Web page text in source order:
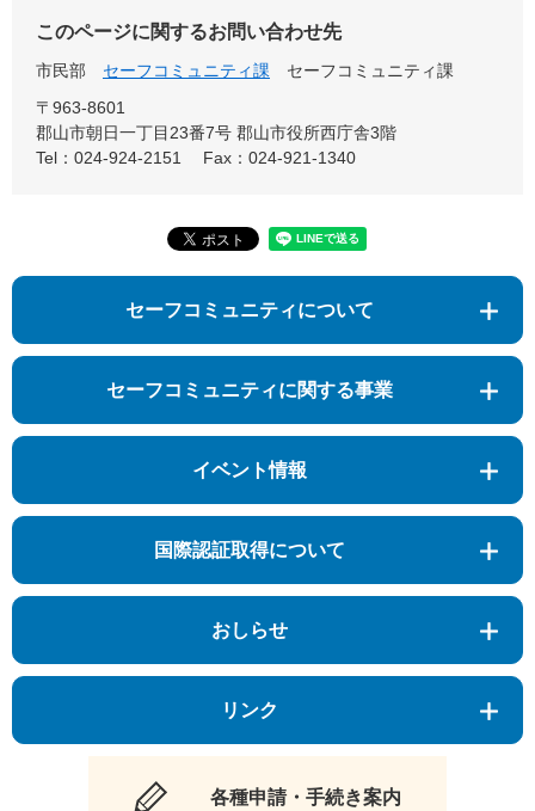
このページに関するお問い合わせ先
市民部 セーフコミュニティ課
セーフコミュニティ課
〒963-8601
郡山市朝日一丁目23番7号 郡山市役所西庁舎3階
Tel：024-924-2151
Fax：024-921-1340
セーフコミュニティについて
セーフコミュニティに関する事業
イベント情報
国際認証取得について
おしらせ
リンク
各種申請・手続き案内